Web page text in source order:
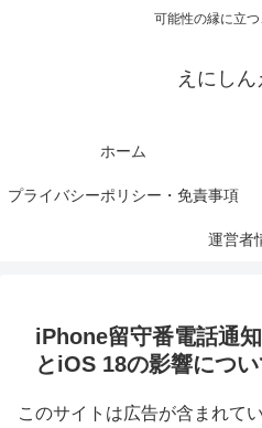
可能性の縁に立
えにしん
ホーム
プライバシーポリシー・免責事項
運営者
iPhone留守番電話通
とiOS 18の影響につ
このサイトは広告が含まれて